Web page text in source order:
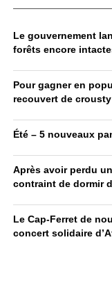
Le gouvernement
forêts encore
Pour gagner en
recouvert de crousty
Été – 5 nouveaux
Après avoir perdu
contraint de dormir
Le Cap-Ferret de
concert solidaire